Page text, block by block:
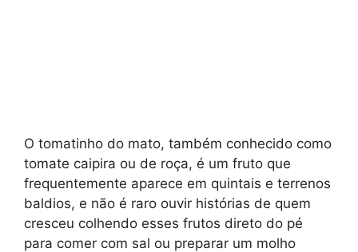
O tomatinho do mato, também conhecido como
tomate caipira ou de roça, é um fruto que
frequentemente aparece em quintais e terrenos
baldios, e não é raro ouvir histórias de quem
cresceu colhendo esses frutos direto do pé
para comer com sal ou preparar um molho